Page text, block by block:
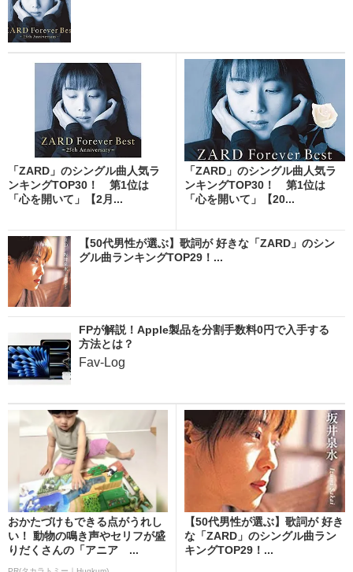
「ZARD」のシングル曲人気ラ
ンキングTOP30！ 第1位は
「心を開いて」【2月...
「ZARD」のシングル曲人気ラ
ンキングTOP30！ 第1位は
「心を開いて」【20...
【50代男性が選ぶ】歌詞が 好きな「ZARD」のシン
グル曲ランキングTOP29！...
FPが解説！Apple製品を分割手数料0円で入手する
方法とは？
Fav-Log
おかたづけもできる点がうれし
い！ 動物の鳴き声やセリフが盛
りだくさんの「アニア ...
【50代男性が選ぶ】歌詞が 好き
な「ZARD」のシングル曲ラン
キングTOP29！...